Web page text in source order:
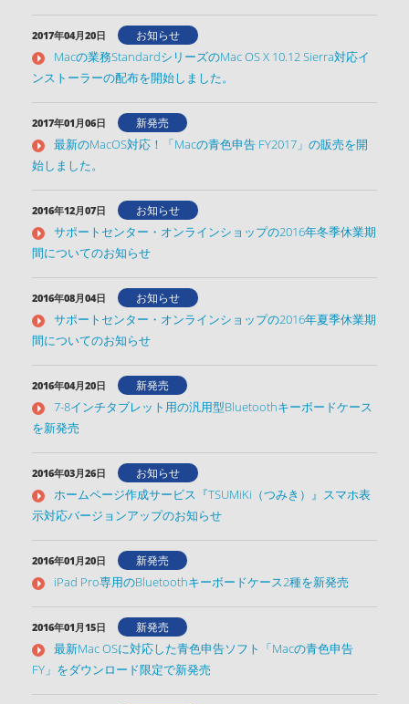
2017年04月20日 お知らせ
Macの業務StandardシリーズのMac OS X 10.12 Sierra対応イ
ンストーラーの配布を開始しました。
2017年01月06日 新発売
最新のMacOS対応！「Macの青色申告 FY2017」の販売を開
始しました。
2016年12月07日 お知らせ
サポートセンター・オンラインショップの2016年冬季休業期
間についてのお知らせ
2016年08月04日 お知らせ
サポートセンター・オンラインショップの2016年夏季休業期
間についてのお知らせ
2016年04月20日 新発売
7-8インチタブレット用の汎用型Bluetoothキーボードケース
を新発売
2016年03月26日 お知らせ
ホームページ作成サービス『TSUMiKi（つみき）』スマホ表
示対応バージョンアップのお知らせ
2016年01月20日 新発売
iPad Pro専用のBluetoothキーボードケース2種を新発売
2016年01月15日 新発売
最新Mac OSに対応した青色申告ソフト「Macの青色申告
FY」をダウンロード限定で新発売